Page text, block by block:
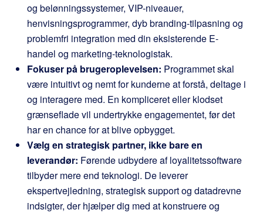
og belønningssystemer, VIP-niveauer,
henvisningsprogrammer, dyb branding-tilpasning og
problemfri integration med din eksisterende E-
handel og marketing-teknologistak.
Fokuser på brugeroplevelsen: Programmet skal
være intuitivt og nemt for kunderne at forstå, deltage i
og interagere med. En kompliceret eller klodset
grænseflade vil undertrykke engagementet, før det
har en chance for at blive opbygget.
Vælg en strategisk partner, ikke bare en
leverandør: Førende udbydere af loyalitetssoftware
tilbyder mere end teknologi. De leverer
ekspertvejledning, strategisk support og datadrevne
indsigter, der hjælper dig med at konstruere og